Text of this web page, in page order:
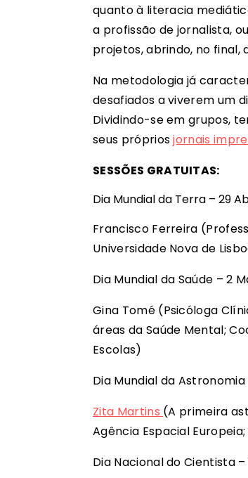
quanto à literacia
a profissão de jornalista,
projetos, abrindo, no final,
Na metodologia já
desafiados a viverem um
Dividindo-se em grupos,
seus própriosjornais
SESSÕES GRATUITAS:
Dia Mundial da Terra – 29
Francisco Ferreira
Universidade Nova de
Dia Mundial da Saúde – 2
Gina Tomé (Psicóloga
áreas da Saúde Mental;
Escolas)
Dia Mundial da Astronomia
Zita Martins (A primeira
Agência Espacial
Dia Nacional do Cientista –